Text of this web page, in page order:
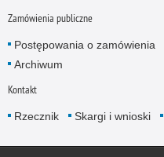
Zamówienia publiczne
Postępowania o zamówienia
Archiwum
Kontakt
Rzecznik Skargi i wnioski